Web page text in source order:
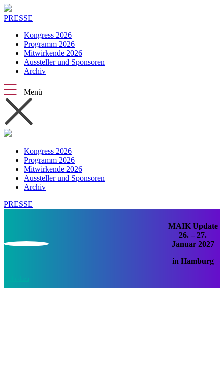
PRESSE
Kongress 2026
Programm 2026
Mitwirkende 2026
Aussteller und Sponsoren
Archiv
Menü
Kongress 2026
Programm 2026
Mitwirkende 2026
Aussteller und Sponsoren
Archiv
PRESSE
MAIK Update
26. – 27.
Januar 2027
in Hamburg